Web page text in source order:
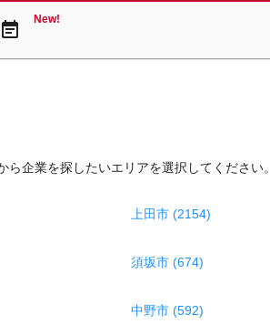
event_note New!
企業を探したいエリアを選択してください。
上田市 (2154)
須坂市 (674)
中野市 (592)